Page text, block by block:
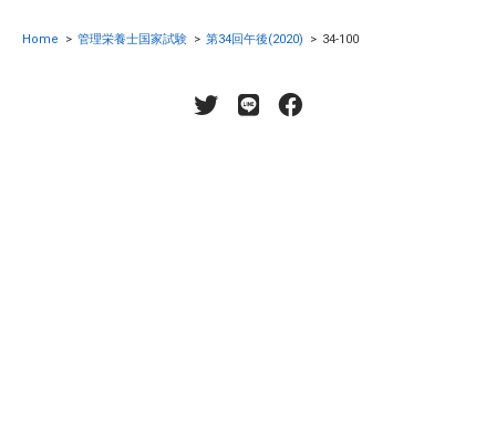
Home > 管理栄養士国家試験 > 第34回午後(2020) > 34-100